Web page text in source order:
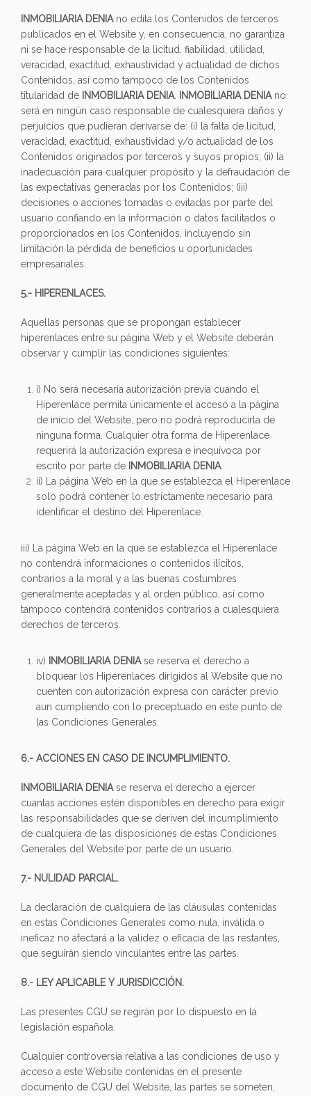
INMOBILIARIA DENIAno edita los Contenidos de terceros
publicados en el Website y, en consecuencia, no garantiza
ni se hace responsable de la licitud, fiabilidad, utilidad,
veracidad, exactitud, exhaustividad y actualidad de dichos
Contenidos, así como tampoco de los Contenidos
titularidad de INMOBILIARIA DENIA. INMOBILIARIA DENIAno
será en ningún caso responsable de cualesquiera daños y
perjuicios que pudieran derivarse de: (i) la falta de licitud,
veracidad, exactitud, exhaustividad y/o actualidad de los
Contenidos originados por terceros y suyos propios; (ii) la
inadecuación para cualquier propósito y la defraudación de
las expectativas generadas por los Contenidos; (iii)
decisiones o acciones tomadas o evitadas por parte del
usuario confiando en la información o datos facilitados o
proporcionados en los Contenidos, incluyendo sin
limitación la pérdida de beneficios u oportunidades
empresariales.
5.- HIPERENLACES.
Aquellas personas que se propongan establecer
hiperenlaces entre su página Web y el Website deberán
observar y cumplir las condiciones siguientes:
i) No será necesaria autorización previa cuando el
Hiperenlace permita únicamente el acceso a la página
de inicio del Website, pero no podrá reproducirla de
ninguna forma. Cualquier otra forma de Hiperenlace
requerirá la autorización expresa e inequívoca por
escrito por parte de INMOBILIARIA DENIA.
ii) La página Web en la que se establezca el Hiperenlace
solo podrá contener lo estrictamente necesario para
identificar el destino del Hiperenlace.
iii) La página Web en la que se establezca el Hiperenlace
no contendrá informaciones o contenidos ilícitos,
contrarios a la moral y a las buenas costumbres
generalmente aceptadas y al orden público, así como
tampoco contendrá contenidos contrarios a cualesquiera
derechos de terceros.
iv) INMOBILIARIA DENIAse reserva el derecho a
bloquear los Hiperenlaces dirigidos al Website que no
cuenten con autorización expresa con carácter previo
aun cumpliendo con lo preceptuado en este punto de
las Condiciones Generales.
6.- ACCIONES EN CASO DE INCUMPLIMIENTO.
INMOBILIARIA DENIAse reserva el derecho a ejercer
cuantas acciones estén disponibles en derecho para exigir
las responsabilidades que se deriven del incumplimiento
de cualquiera de las disposiciones de estas Condiciones
Generales del Website por parte de un usuario.
7.- NULIDAD PARCIAL.
La declaración de cualquiera de las cláusulas contenidas
en estas Condiciones Generales como nula, inválida o
ineficaz no afectará a la validez o eficacia de las restantes,
que seguirán siendo vinculantes entre las partes.
8.- LEY APLICABLE Y JURISDICCIÓN.
Las presentes CGU se regirán por lo dispuesto en la
legislación española.
Cualquier controversia relativa a las condiciones de uso y
acceso a este Website contenidas en el presente
documento de CGU del Website, las partes se someten,